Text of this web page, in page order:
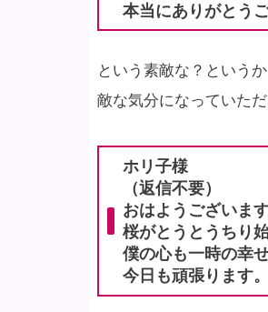
本当にありがとう
という素敵な？という
敵な気分になっていた
ホリ子様
（返信不要）
おはようございま
桜がとうとうちり
僕の心も一時の幸
今日も頑張ります。